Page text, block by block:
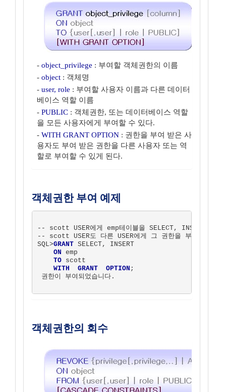
- object_privilege : 부여할 객체권한의 이름
- object : 객체명
- user, role : 부여할 사용자 이름과 다른 데이터
베이스 역할 이름
- PUBLIC : 객체권한, 또는 데이터베이스 역할
을 모든 사용자에게 부여할 수 있다.
- WITH GRANT OPTION : 권한을 부여 받은 사
용자도 부여 받은 권한을 다른 사용자 또는 역
할로 부여할 수 있게 된다.
객체권한 부여 예제
-- scott USER에게 emp테이블을 SELECT, INSERT할
-- scott USER도 다른 USER에게 그 권한을 부여 할 수
SQL>GRANT SELECT, INSERT
ON emp
TO scott
WITH  GRANT  OPTION ;
권한이 부여되었습니다.
객체권한의 회수